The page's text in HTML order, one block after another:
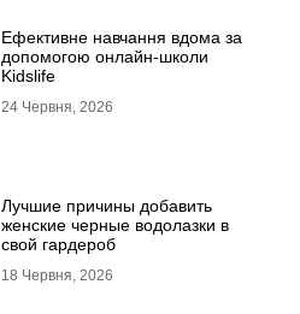
Ефективне навчання вдома за
допомогою онлайн-школи
Kidslife
24 Червня, 2026
Лучшие причины добавить
женские черные водолазки в
свой гардероб
18 Червня, 2026